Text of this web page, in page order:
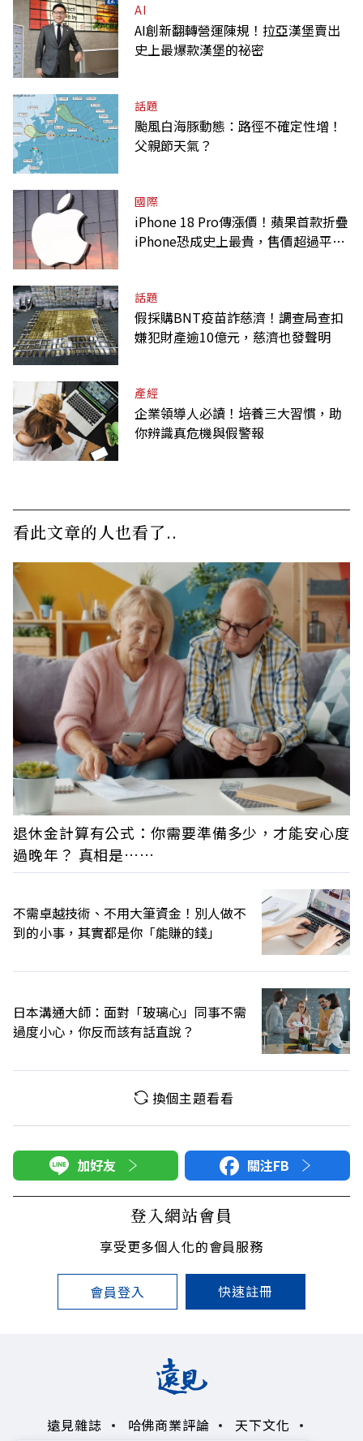
AI
AI創新翻轉營運陳規！拉亞漢堡賣出
史上最爆款漢堡的祕密
話題
颱風白海豚動態：路徑不確定性增！
父親節天氣？
國際
iPhone 18 Pro傳漲價！蘋果首款折疊
iPhone恐成史上最貴，售價超過平均
話題
假採購BNT疫苗詐慈濟！調查局查扣
嫌犯財產逾10億元，慈濟也發聲明
產經
企業領導人必讀！培養三大習慣，助
你辨識真危機與假警報
看此文章的人也看了..
退休金計算有公式：你需要準備多少，才能安心度
過晚年？ 真相是……
不需卓越技術、不用大筆資金！別人做不
到的小事，其實都是你「能賺的錢」
日本溝通大師：面對「玻璃心」同事不需
過度小心，你反而該有話直說？
換個主題看看
加好友 關注FB
登入網站會員
享受更多個人化的會員服務
會員登入 快速註冊
遠見雜誌 哈佛商業評論
天下文化